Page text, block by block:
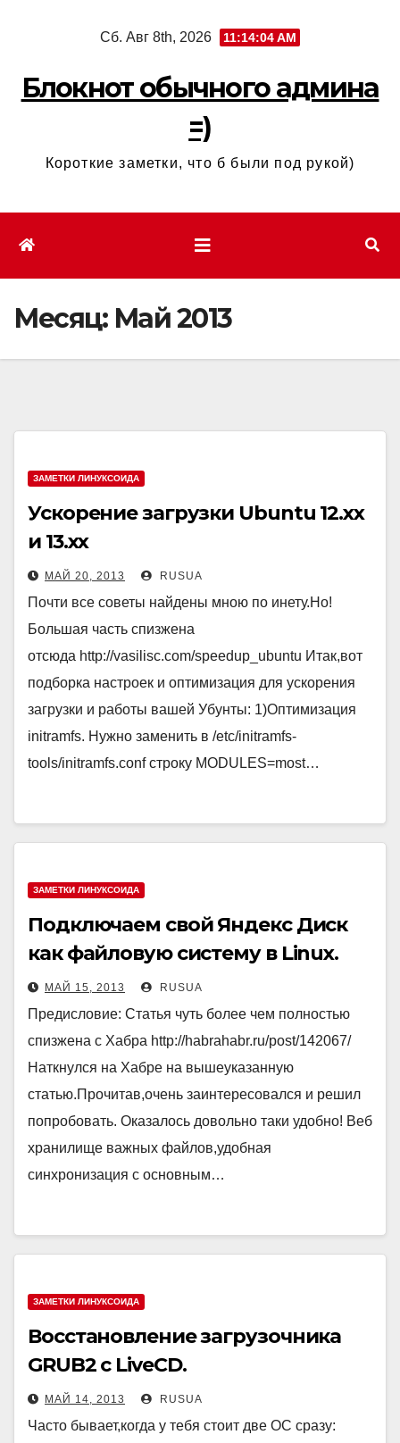
Сб. Авг 8th, 2026 11:14:04 AM
Блокнот обычного админа
=)
Короткие заметки, что б были под рукой)
Месяц: Май 2013
ЗАМЕТКИ ЛИНУКСОИДА
Ускорение загрузки Ubuntu 12.xx
и 13.xx
МАЙ 20, 2013 RUSUA
Почти все советы найдены мною по инету.Но!
Большая часть спизжена
отсюда http://vasilisc.com/speedup_ubuntu Итак,вот
подборка настроек и оптимизация для ускорения
загрузки и работы вашей Убунты: 1)Оптимизация
initramfs. Нужно заменить в /etc/initramfs-
tools/initramfs.conf строку MODULES=most…
ЗАМЕТКИ ЛИНУКСОИДА
Подключаем свой Яндекс Диск
как файловую систему в Linux.
МАЙ 15, 2013 RUSUA
Предисловие: Статья чуть более чем полностью
спизжена с Хабра http://habrahabr.ru/post/142067/
Наткнулся на Хабре на вышеуказанную
статью.Прочитав,очень заинтересовался и решил
попробовать. Оказалось довольно таки удобно! Веб
хранилище важных файлов,удобная
синхронизация с основным…
ЗАМЕТКИ ЛИНУКСОИДА
Восстановление загрузочника
GRUB2 с LiveCD.
МАЙ 14, 2013 RUSUA
Часто бывает,когда у тебя стоит две ОС сразу: